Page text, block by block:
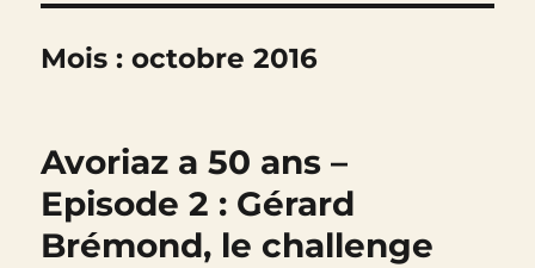
Mois :octobre 2016
Avoriaz a 50 ans –
Episode 2 : Gérard
Brémond, le challenge